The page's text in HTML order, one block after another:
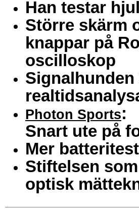
Han testar
Större skärm
knappar på
oscilloskop
Photon Sports:
Snart ute på
Mer
Stiftelsen
optisk